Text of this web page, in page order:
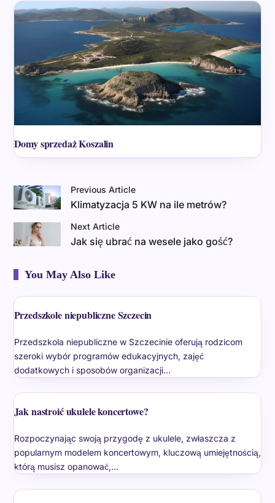
Domy sprzedaż Koszalin
Previous Article
Klimatyzacja 5 KW na ile metrów?
Next Article
Jak się ubrać na wesele jako gość?
You May Also Like
Przedszkole niepubliczne Szczecin
Przedszkola niepubliczne w Szczecinie oferują rodzicom
szeroki wybór programów edukacyjnych, zajęć
dodatkowych i sposobów organizacji…
Jak nastroić ukulele koncertowe?
Rozpoczynając swoją przygodę z ukulele, zwłaszcza z
popularnym modelem koncertowym, kluczową umiejętnością,
którą musisz opanować,…